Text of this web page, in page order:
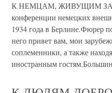
К НЕМЦАМ, ЖИВУЩИМ ЗА
конференции немецких
1934 года в Берлине.Фюрер
него привет вам, мои
соплеменники, а также
иностранным